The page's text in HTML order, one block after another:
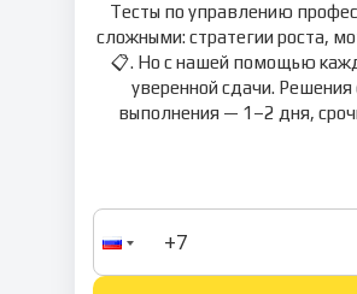
Тесты по управлению
сложными: стратегии роста,
📋. Но с нашей помощью
уверенной сдачи.
выполнения — 1–2 дня,